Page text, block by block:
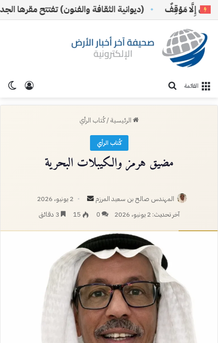
مَوْقِفٌ (ديوانية الثقافة والفنون) تفتتح مقرها الجديد
تسجيل القائمة
الرئيسية/كُتاب الرأي
كُتاب الرأي
مضيق هرمز والكيبلات البحرية
المهندس صالح بن سعيد المرزم
أرسل
بريدا
2 يونيو، 2026
آخر تحديث: 2 يونيو، 2026
0
15